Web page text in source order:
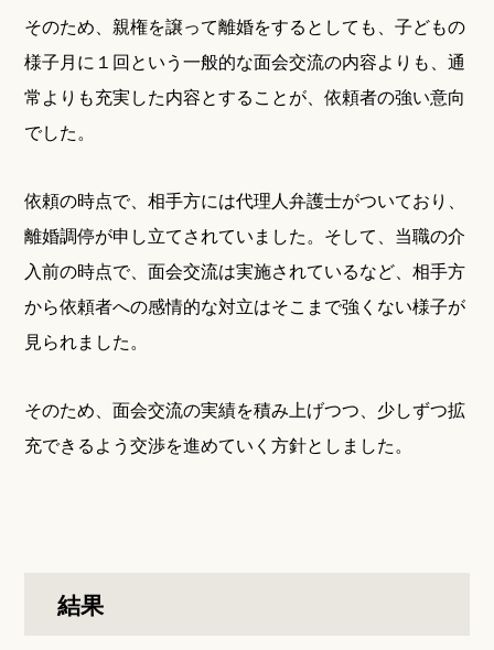
そのため、親権を譲って離婚をするとしても、子どもの
様子月に１回という一般的な面会交流の内容よりも、通
常よりも充実した内容とすることが、依頼者の強い意向
でした。
依頼の時点で、相手方には代理人弁護士がついており、
離婚調停が申し立てされていました。そして、当職の介
入前の時点で、面会交流は実施されているなど、相手方
から依頼者への感情的な対立はそこまで強くない様子が
見られました。
そのため、面会交流の実績を積み上げつつ、少しずつ拡
充できるよう交渉を進めていく方針としました。
結果